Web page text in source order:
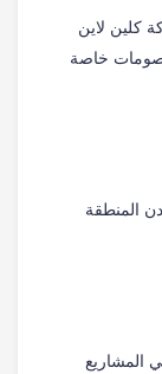
كلين لاين
خاصة
المنطقة
المشاريع